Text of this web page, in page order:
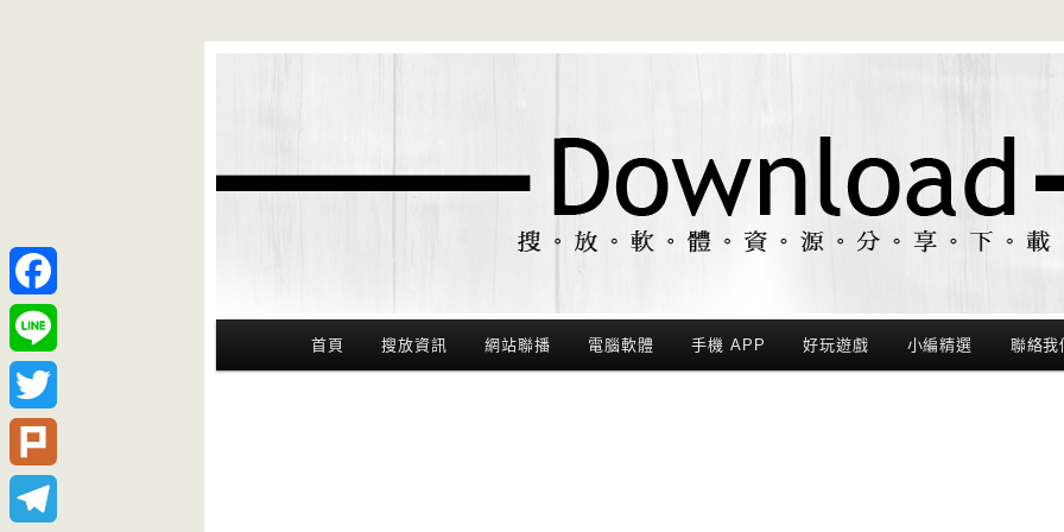
Main Menu
首頁 搜放資訊 網站聯播 電腦軟體 手機 APP 好玩遊戲 小編精選 聯絡我
Facebook
Line
Twitter
Plurk